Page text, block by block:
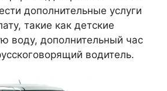
дополнительные услуги
такие как детские
воду, дополнительный час
водитель.